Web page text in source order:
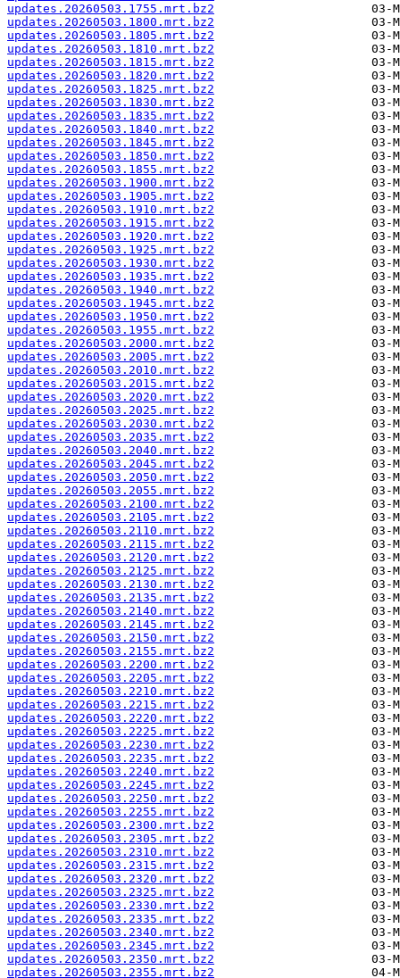
updates.20260503.1755.mrt.bz2
updates.20260503.1800.mrt.bz2
updates.20260503.1805.mrt.bz2
updates.20260503.1810.mrt.bz2
updates.20260503.1815.mrt.bz2
updates.20260503.1820.mrt.bz2
updates.20260503.1825.mrt.bz2
updates.20260503.1830.mrt.bz2
updates.20260503.1835.mrt.bz2
updates.20260503.1840.mrt.bz2
updates.20260503.1845.mrt.bz2
updates.20260503.1850.mrt.bz2
updates.20260503.1855.mrt.bz2
updates.20260503.1900.mrt.bz2
updates.20260503.1905.mrt.bz2
updates.20260503.1910.mrt.bz2
updates.20260503.1915.mrt.bz2
updates.20260503.1920.mrt.bz2
updates.20260503.1925.mrt.bz2
updates.20260503.1930.mrt.bz2
updates.20260503.1935.mrt.bz2
updates.20260503.1940.mrt.bz2
updates.20260503.1945.mrt.bz2
updates.20260503.1950.mrt.bz2
updates.20260503.1955.mrt.bz2
updates.20260503.2000.mrt.bz2
updates.20260503.2005.mrt.bz2
updates.20260503.2010.mrt.bz2
updates.20260503.2015.mrt.bz2
updates.20260503.2020.mrt.bz2
updates.20260503.2025.mrt.bz2
updates.20260503.2030.mrt.bz2
updates.20260503.2035.mrt.bz2
updates.20260503.2040.mrt.bz2
updates.20260503.2045.mrt.bz2
updates.20260503.2050.mrt.bz2
updates.20260503.2055.mrt.bz2
updates.20260503.2100.mrt.bz2
updates.20260503.2105.mrt.bz2
updates.20260503.2110.mrt.bz2
updates.20260503.2115.mrt.bz2
updates.20260503.2120.mrt.bz2
updates.20260503.2125.mrt.bz2
updates.20260503.2130.mrt.bz2
updates.20260503.2135.mrt.bz2
updates.20260503.2140.mrt.bz2
updates.20260503.2145.mrt.bz2
updates.20260503.2150.mrt.bz2
updates.20260503.2155.mrt.bz2
updates.20260503.2200.mrt.bz2
updates.20260503.2205.mrt.bz2
updates.20260503.2210.mrt.bz2
updates.20260503.2215.mrt.bz2
updates.20260503.2220.mrt.bz2
updates.20260503.2225.mrt.bz2
updates.20260503.2230.mrt.bz2
updates.20260503.2235.mrt.bz2
updates.20260503.2240.mrt.bz2
updates.20260503.2245.mrt.bz2
updates.20260503.2250.mrt.bz2
updates.20260503.2255.mrt.bz2
updates.20260503.2300.mrt.bz2
updates.20260503.2305.mrt.bz2
updates.20260503.2310.mrt.bz2
updates.20260503.2315.mrt.bz2
updates.20260503.2320.mrt.bz2
updates.20260503.2325.mrt.bz2
updates.20260503.2330.mrt.bz2
updates.20260503.2335.mrt.bz2
updates.20260503.2340.mrt.bz2
updates.20260503.2345.mrt.bz2
updates.20260503.2350.mrt.bz2
updates.20260503.2355.mrt.bz2